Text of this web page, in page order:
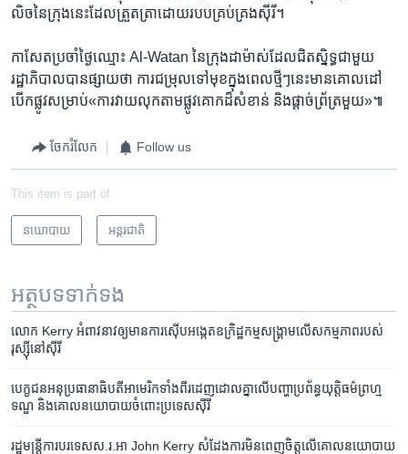
លិច​នៃ​ក្រុង​នេះ​ដែល​ត្រួតត្រា​ដោយ​របប​គ្រប់​គ្រង​ស៊ីរី។
កាសែត​ប្រចាំថ្ងៃ​ឈ្មោះ​ Al-Watan​ នៃ​ក្រុង​ដាម៉ាស់​ដែល​ជិត​ស្និទ្ធ​ជាមួយ​
រដ្ឋាភិបាល​បាន​ផ្សាយ​ថា​ ការ​ជម្រុល​ទៅ​មុខ​ក្នុង​ពេល​ថ្មីៗ​នេះ​មាន​គោលដៅ​
បើក​ផ្លូវ​សម្រាប់​«ការ​វាយ​លុក​តាម​ផ្លូវ​គោក​ដ៏​សំខាន់​ និង​ផ្តាច់​ព្រ័ត្រ​មួយ»៕
ចែករំលែក Follow us
This item is part of
នយោបាយ អន្តរជាតិ
អត្ថបទ​ទាក់ទង
លោក​ Kerry អំពាវនាវ​ឲ្យ​មាន​ការ​ស៊ើប​អង្កេត​ឧក្រិដ្ឋកម្ម​សង្គ្រាម​លើ​សកម្មភាព​របស់​
រុស្ស៊ី​នៅ​ស៊ីរី
បេក្ខជន​អនុ​ប្រធានាធិបតី​អាមេរិក​ទាំង​ពីរ​ដេញដោល​គ្នា​លើ​បញ្ហា​ប្រព័ន្ធ​យុត្តិធម៌​ព្រហ្ម
ទណ្ឌ និង​គោល​នយោបាយ​ចំពោះ​ប្រទេស​ស៊ីរី
រដ្ឋ​មន្រ្តី​ការ​បរទេស​ស.រ.អា John Kerry ​សំដែង​ការមិន​ពេញ​​ចិត្ត​លើ​គោលនយោបាយ​